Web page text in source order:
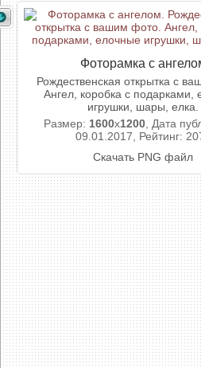
Фоторамка с
Рождественская открытка с
Ангел, коробка с подарками,
игрушки, шары, елка.
Размер: 1600x1200, Дата
09.01.2017, Рейтинг:
Скачать PNG файл